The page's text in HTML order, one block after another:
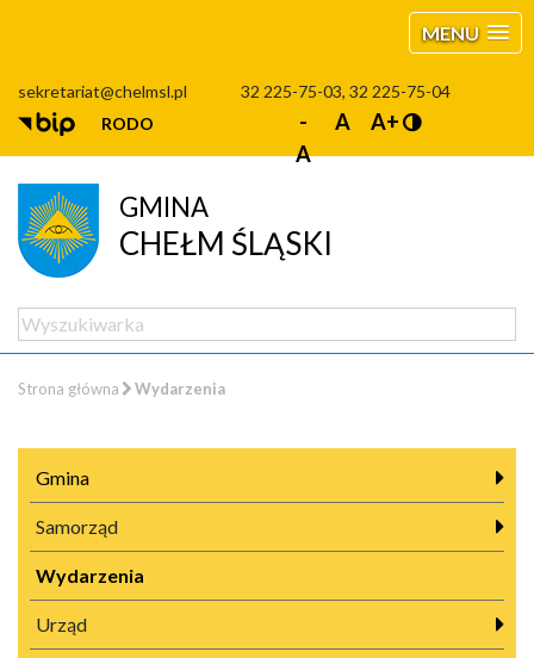
MENU
sekretariat@chelmsl.pl
32 225-75-03, 32 225-75-04
RODO
-
A
A A+
GMINA
CHEŁM ŚLĄSKI
Strona główna Wydarzenia
Gmina
Samorząd
Wydarzenia
Urząd